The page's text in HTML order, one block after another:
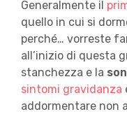
Generalmente il
quello in cui si
perché… vorreste
all’inizio di questa
stanchezza e la
sintomi gravidanza
addormentare non